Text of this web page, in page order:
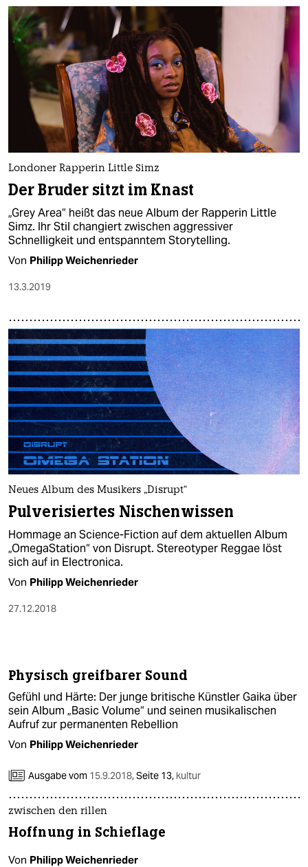
Londoner Rapperin Little Simz
Der Bruder sitzt im Knast
„Grey Area“ heißt das neue Album der Rapperin Little
Simz. Ihr Stil changiert zwischen aggressiver
Schnelligkeit und entspanntem Storytelling.
Von Philipp Weichenrieder
13.3.2019
Neues Album des Musikers „Disrupt“
Pulverisiertes Nischenwissen
Hommage an Science-Fiction auf dem aktuellen Album
„OmegaStation“ von Disrupt. Stereotyper Reggae löst
sich auf in Electronica.
Von Philipp Weichenrieder
27.12.2018
Physisch greifbarer Sound
Gefühl und Härte: Der junge britische Künstler Gaika über
sein Album „Basic Volume“ und seinen musikalischen
Aufruf zur permanenten Rebellion
Von Philipp Weichenrieder
Ausgabe vom 15.9.2018,Seite 13, kultur
zwischen den rillen
Hoffnung in Schieflage
Von Philipp Weichenrieder